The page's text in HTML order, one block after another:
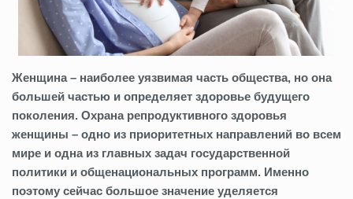
Женщина – наиболее уязвимая часть общества, но она
большей частью и определяет здоровье будущего
поколения. Охрана репродуктивного здоровья
женщины – одно из приоритетных направлений во всем
мире и одна из главных задач государственной
политики и общенациональных программ. Именно
поэтому сейчас большое значение уделяется